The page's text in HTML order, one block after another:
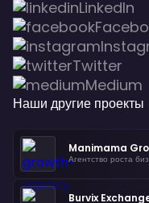
LinkedIn
Twitter
Medium
Наши другие проекты
Manimama
Агентство роста
Burvix